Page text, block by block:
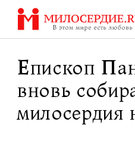
Перейти
содержанию
Епископ
вновь
милосердия